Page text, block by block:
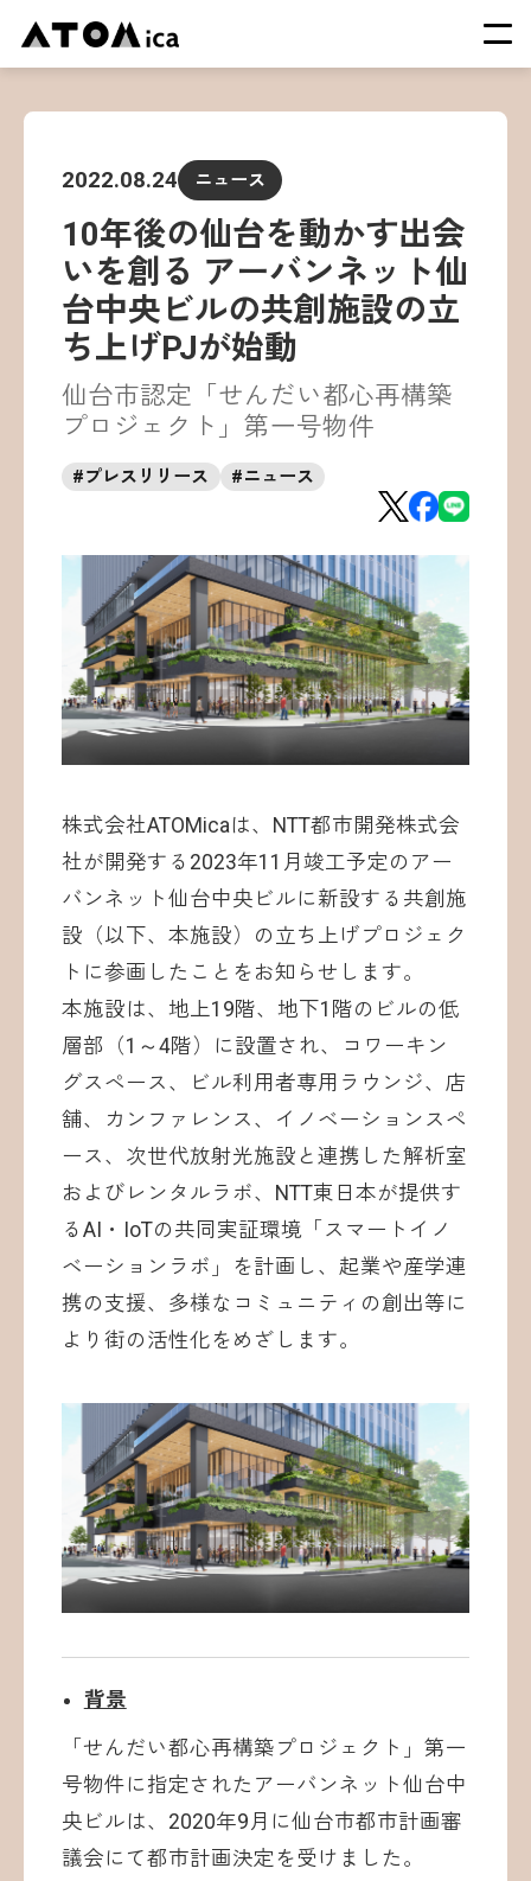
会社概要
サービス
運営施設一覧
ニュース
イベント
採用情報
お問い合わせ
©ATOMica Inc., All Rights Reserved.
2022.08.24 ニュース
10年後の仙台を動かす出会
いを創る アーバンネット仙
台中央ビルの共創施設の立
ち上げPJが始動
仙台市認定「せんだい都心再構築
プロジェクト」第一号物件
#プレスリリース #ニュース
株式会社ATOMicaは、NTT都市開発株式会
社が開発する2023年11月竣工予定のアー
バンネット仙台中央ビルに新設する共創施
設（以下、本施設）の立ち上げプロジェク
トに参画したことをお知らせします。
本施設は、地上19階、地下1階のビルの低
層部（1～4階）に設置され、コワーキン
グスペース、ビル利用者専用ラウンジ、店
舗、カンファレンス、イノベーションスペ
ース、次世代放射光施設と連携した解析室
およびレンタルラボ、NTT東日本が提供す
るAI・IoTの共同実証環境「スマートイノ
ベーションラボ」を計画し、起業や産学連
携の支援、多様なコミュニティの創出等に
より街の活性化をめざします。
背景
「せんだい都心再構築プロジェクト」第一
号物件に指定されたアーバンネット仙台中
央ビルは、2020年9月に仙台市都市計画審
議会にて都市計画決定を受けました。